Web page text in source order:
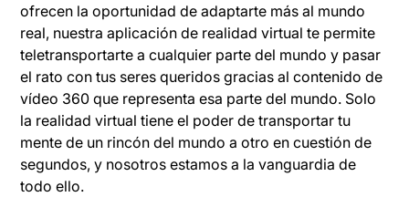
ofrecen la oportunidad de adaptarte más al mundo
real, nuestra aplicación de realidad virtual te permite
teletransportarte a cualquier parte del mundo y pasar
el rato con tus seres queridos gracias al contenido de
vídeo 360 que representa esa parte del mundo. Solo
la realidad virtual tiene el poder de transportar tu
mente de un rincón del mundo a otro en cuestión de
segundos, y nosotros estamos a la vanguardia de
todo ello.